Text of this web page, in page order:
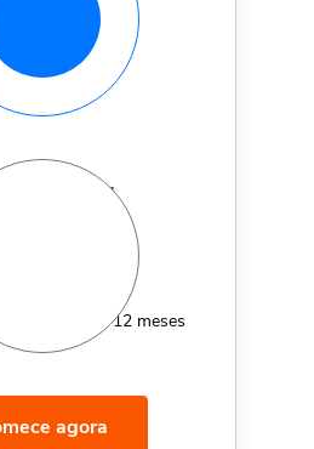
MÊS
anual
12x de
MÊS
por 12 meses
agora